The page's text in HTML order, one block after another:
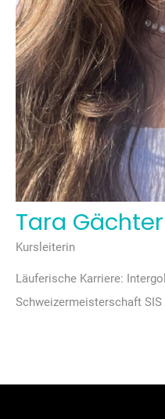
Tara Gächter
Kursleiterin
Läuferische Karriere:
Schweizermeisterschaft